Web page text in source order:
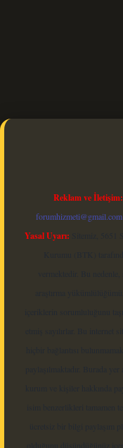
Reklam ve İletişim:
forumhizmeti@gmail.com
Yasal Uyarı: